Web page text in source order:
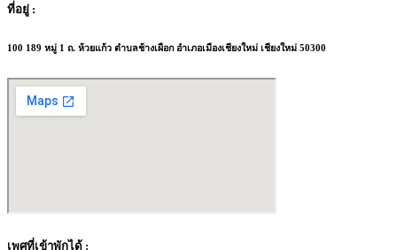
ที่อยู่ :
100 189 หมู่ 1 ถ. ห้วยแก้ว ตำบลช้างเผือก อำเภอเมืองเชียงใหม่ เชียงใหม่ 50300
เพศที่เข้าพักได้ :